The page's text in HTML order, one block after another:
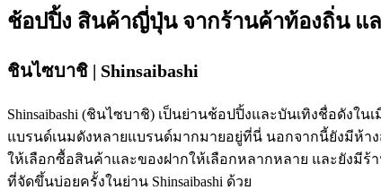
ช้อปปิ้ง สินค้าญี่ปุ่น จากร้านค้าท้องถิ่น
ชินไซบาชิ | Shinsaibashi
Shinsaibashi (ชินไซบาชิ) เป็นย่านช้อปปิ้งและบันเทิงชื่อดังใ
แบรนด์เนมดังหลายแบรนด์มากมายอยู่ที่นี่ นอกจากนี้ยังมีห้าง
ให้เลือกซื้อสินค้าและของฝากให้เลือกหลากหลาย และยังมี
ที่จัดขึ้นบ่อยครั้งในย่าน Shinsaibashi ด้วย